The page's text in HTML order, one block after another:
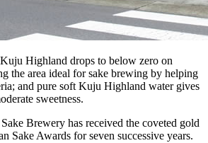
Highland drops to below zero on
the area ideal for sake brewing by helping
and pure soft Kuju Highland water gives
sweetness.
Brewery has received the coveted gold
Sake Awards for seven successive years.